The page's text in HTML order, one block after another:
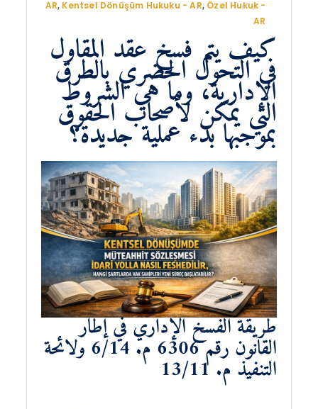
AR, Kentsel Dönüşüm Hukuku - AR, Özel Hukuk -
AR
كيف يتم فسخ عقد المقاول
في التحول الحضري بالطرق
الإدارية، وما هي الشروط
التي يمكن لأصحاب الحقوق
بموجبها بدء عملية جديدة؟
طريقة الفسخ الإداري في إطار
القانون رقم 6306 م. 6/14 ولائحة
التنفيذ م. 13/11